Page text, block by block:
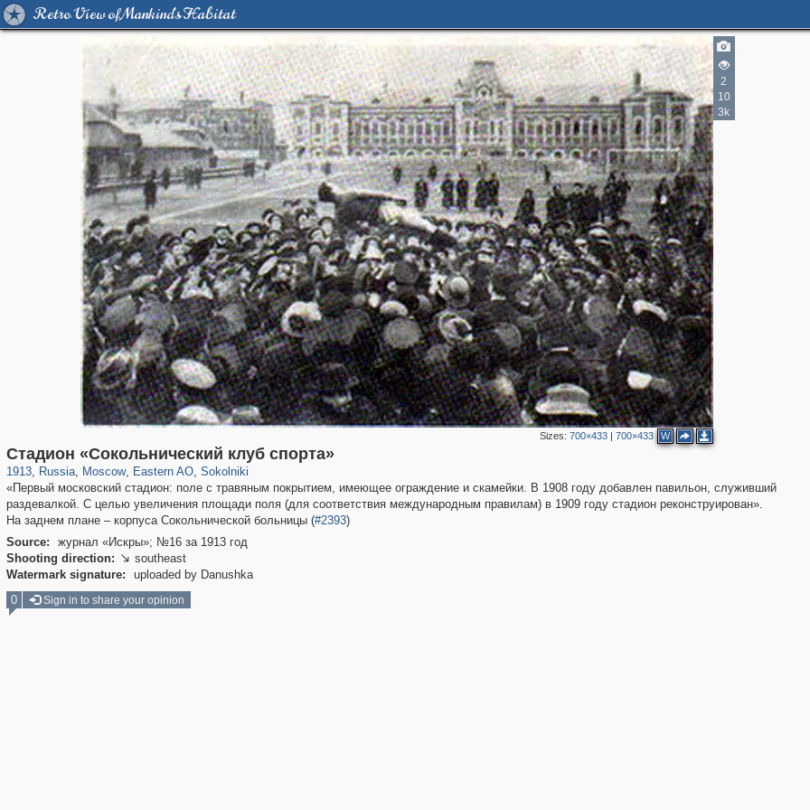
Retro View of Mankind's Habitat
2
10
3k
Sizes: 700×433| 700×433 W
Стадион «Сокольнический клуб спорта»
1913, Russia
1,407,361 29,248
, Moscow
319,882 8,286
, Eastern AO
20,942 306
, Sokolniki
5,623 49
«Первый московский стадион: поле с травяным покрытием, имеющее ограждение и скамейки. В 1908 году добавлен павильон, служивший
раздевалкой. С целью увеличения площади поля (для соответствия международным правилам) в 1909 году стадион реконструирован».
На заднем плане – корпуса Сокольнической больницы (#2393)
Source:
журнал «Искры»; №16 за 1913 год
Shooting direction:  southeast
Watermark signature:
uploaded by Danushka
0 Sign in to share your opinion